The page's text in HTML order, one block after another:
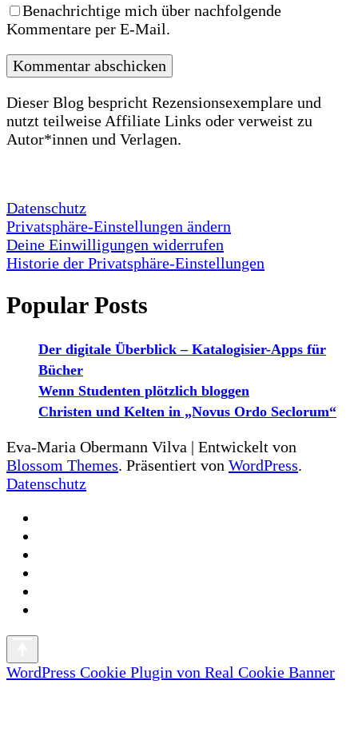
Benachrichtige mich über nachfolgende
Kommentare per E-Mail.
Dieser Blog bespricht Rezensionsexemplare und
nutzt teilweise Affiliate Links oder verweist zu
Autor*innen und Verlagen.
Datenschutz
Privatsphäre-Einstellungen ändern
Deine Einwilligungen widerrufen
Historie der Privatsphäre-Einstellungen
Popular Posts
Der digitale Überblick – Katalogisier-Apps für
Bücher
Wenn Studenten plötzlich bloggen
Christen und Kelten in „Novus Ordo Seclorum“
Eva-Maria Obermann Vilva | Entwickelt von
Blossom Themes. Präsentiert von WordPress.
Datenschutz
WordPress Cookie Plugin von Real Cookie Banner